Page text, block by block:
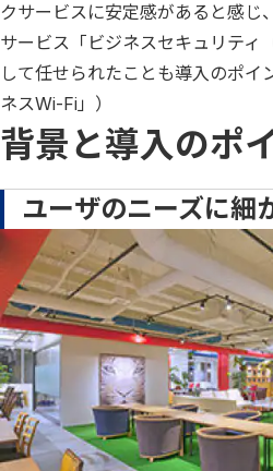
クサービスに安定感があると感
サービス「ビジネスセキュリテ
して任せられたことも導入のポ
ネスWi-Fi」）
背景と導入のポ
ユーザのニーズに細